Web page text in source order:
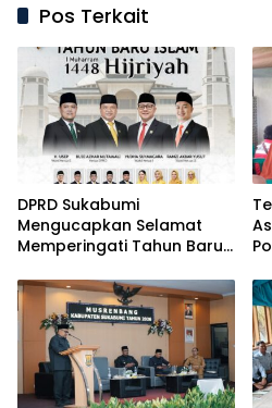
Pos Terkait
DPRD Sukabumi
Mengucapkan Selamat
Memperingati Tahun Baru